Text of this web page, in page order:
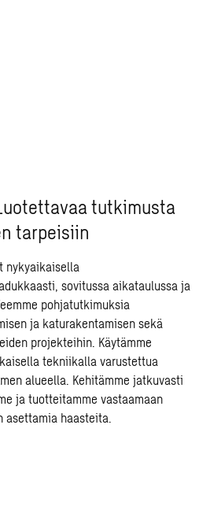
tutkimusta
tarpeisiin
nykyaikaisella
sovitussa aikataulussa ja
pohjatutkimuksia
ja katurakentamisen sekä
projekteihin. Käytämme
tekniikalla varustettua
alueella. Kehitämme jatkuvasti
ja tuotteitamme vastaamaan
asettamia haasteita.